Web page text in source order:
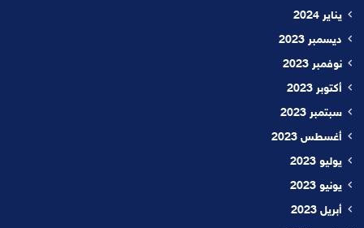
يناير 2024
ديسمبر 2023
نوفمبر 2023
أكتوبر 2023
سبتمبر 2023
أغسطس 2023
يوليو 2023
يونيو 2023
أبريل 2023